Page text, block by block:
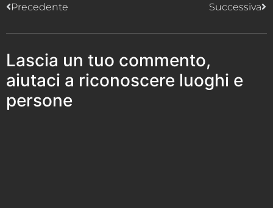
Precedente Successiva
Lascia un tuo commento,
aiutaci a riconoscere luoghi e
persone